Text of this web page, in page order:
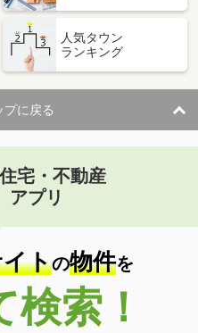
人気タウン
ランキング
プに戻る
宅・不動産
アプリ
トの物件を
検索！